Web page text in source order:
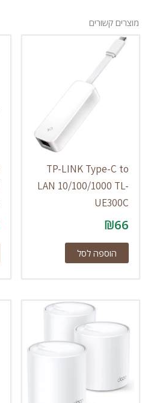
מוצרים קשורים
TP-LINK Type-C to
LAN 10/100/1000 TL-
UE300C
₪66
הוספה לסל